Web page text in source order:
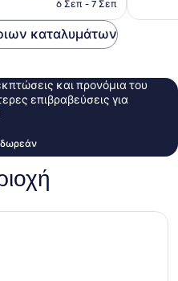
6 Σεπ - 7 Σεπ
καταλυμάτων
και προνόμια του
επιβραβεύσεις για
δωρεάν